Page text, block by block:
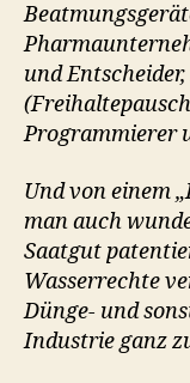
und
Programmierer
Und von einem
man auch
Saatgut
Wasserrechte
Dünge- und
Industrie ganz